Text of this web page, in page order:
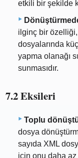
etkili bir şekilde
ilginç bir
dosyalarında
yapma olanağı
sunmasıdır.
7.2 Eksileri
Toplu
dosya
sayıda XML
için onu daha